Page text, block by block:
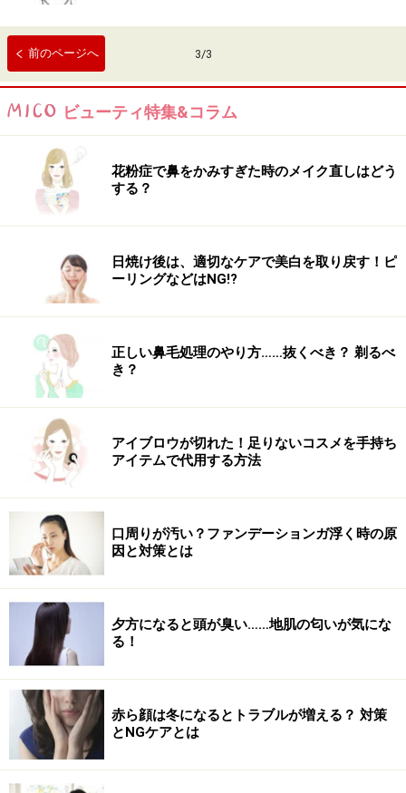
前のページへ 3/3
ビューティ特集&コラム
花粉症で鼻をかみすぎた時のメイク直しはどう
する？
日焼け後は、適切なケアで美白を取り戻す！ピ
ーリングなどはNG!?
正しい鼻毛処理のやり方……抜くべき？ 剃るべ
き？
アイブロウが切れた！足りないコスメを手持ち
アイテムで代用する方法
口周りが汚い？ファンデーションガ浮く時の原
因と対策とは
夕方になると頭が臭い……地肌の匂いが気にな
る！
赤ら顔は冬になるとトラブルが増える？ 対策
とNGケアとは